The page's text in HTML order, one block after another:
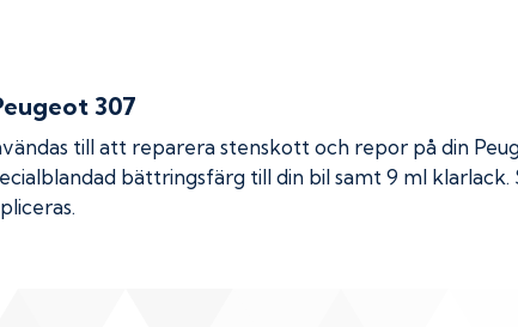
307
till att reparera stenskott och repor på din
bättringsfärg till din bil samt 9 ml